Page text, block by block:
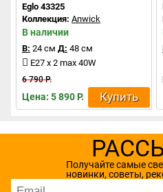
Eglo 43325
Коллекция: Anwick
В наличии
В: 24 см Д: 48 см
E27 x 2 max 40W
6 790 Р.
Цена: 5 890 Р. Купить
Получайте самые
новинки, советы,